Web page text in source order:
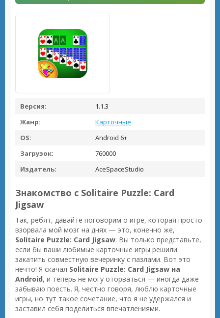
Версия:
1.1.3
Жанр:
Карточные
OS:
Android 6+
Загрузок:
760000
Издатель:
AceSpaceStudio
Знакомство с Solitaire Puzzle: Card
Jigsaw
Так, ребят, давайте поговорим о игре, которая просто
взорвала мой мозг на днях — это, конечно же,
Solitaire Puzzle: Card Jigsaw. Вы только представьте,
если бы ваши любимые карточные игры решили
закатить совместную вечеринку с пазлами. Вот это
нечто! Я скачал Solitaire Puzzle: Card Jigsaw на
Android, и теперь не могу оторваться — иногда даже
забываю поесть. Я, честно говоря, люблю карточные
игры, но тут такое сочетание, что я не удержался и
заставил себя поделиться впечатлениями.